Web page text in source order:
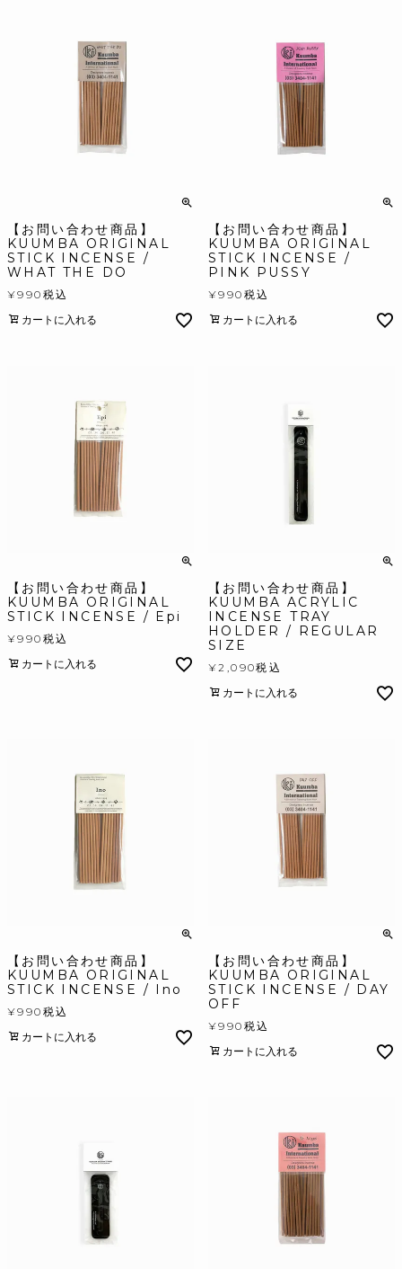
【お問い合わせ商品】
KUUMBA ORIGINAL
STICK INCENSE /
WHAT THE DO
¥990 税込
カートに入れる
【お問い合わせ商品】
KUUMBA ORIGINAL
STICK INCENSE /
PINK PUSSY
¥990 税込
カートに入れる
【お問い合わせ商品】
KUUMBA ORIGINAL
STICK INCENSE / Epi
¥990 税込
カートに入れる
【お問い合わせ商品】
KUUMBA ACRYLIC
INCENSE TRAY
HOLDER / REGULAR
SIZE
¥2,090税込
カートに入れる
【お問い合わせ商品】
KUUMBA ORIGINAL
STICK INCENSE / Ino
¥990 税込
カートに入れる
【お問い合わせ商品】
KUUMBA ORIGINAL
STICK INCENSE / DAY
OFF
¥990 税込
カートに入れる